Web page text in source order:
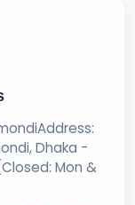
Dhaka -
Mon &